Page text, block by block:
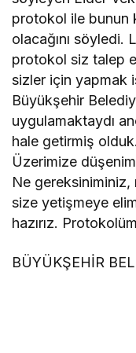
protokol ile bunun
olacağını söyledi.
protokol siz talep
sizler için yapmak
Büyükşehir
uygulamaktaydı
hale getirmiş
Üzerimize
Ne
size yetişmeye
hazırız.
BÜYÜKŞEHİR